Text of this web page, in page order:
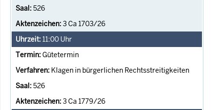
526
3 Ca 1703/26
11:00 Uhr
Gütetermin
Klagen in bürgerlichen Rechtsstreitigkeiten
526
3 Ca 1779/26